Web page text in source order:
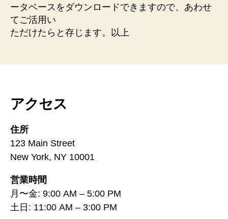
ータベースをダウンロードできますので、あわせ
てご活用い
ただけたらと存じます。以上
アクセス
住所
123 Main Street
New York, NY 10001
営業時間
月〜金: 9:00 AM – 5:00 PM
土日: 11:00 AM – 3:00 PM